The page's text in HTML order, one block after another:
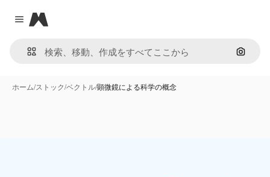
Close menu
Magnific
画像で
ホーム/ストック/ベクトル/顕微鏡による科学の概念